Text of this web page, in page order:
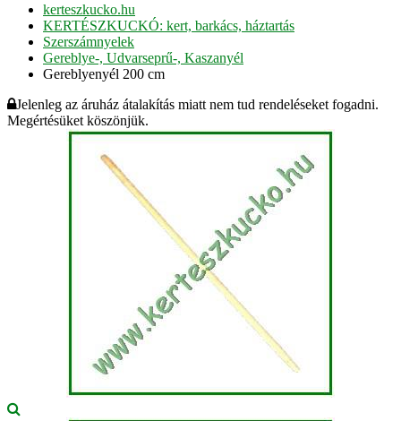
kerteszkucko.hu
KERTÉSZKUCKÓ: kert, barkács, háztartás
Szerszámnyelek
Gereblye-, Udvarseprű-, Kaszanyél
Gereblyenyél 200 cm
Jelenleg az áruház átalakítás miatt nem tud rendeléseket fogadni.
Megértésüket köszönjük.